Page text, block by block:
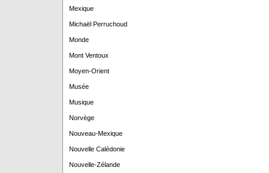
Mexique
Michaël Perruchoud
Monde
Mont Ventoux
Moyen-Orient
Musée
Musique
Norvège
Nouveau-Mexique
Nouvelle Calédonie
Nouvelle-Zélande